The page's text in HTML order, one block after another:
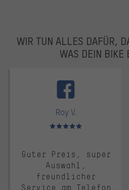
WIR TUN ALLES DAFÜR,
WAS DEIN BIKE
Roy V.
Bewertungen: 5 von 5
Guter Preis, super
Auswahl,
freundlicher
Service am Telefon